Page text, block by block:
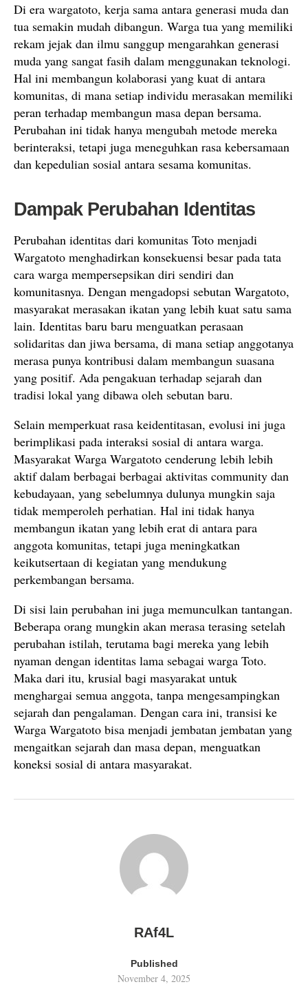
Di era wargatoto, kerja sama antara generasi muda dan
tua semakin mudah dibangun. Warga tua yang memiliki
rekam jejak dan ilmu sanggup mengarahkan generasi
muda yang sangat fasih dalam menggunakan teknologi.
Hal ini membangun kolaborasi yang kuat di antara
komunitas, di mana setiap individu merasakan memiliki
peran terhadap membangun masa depan bersama.
Perubahan ini tidak hanya mengubah metode mereka
berinteraksi, tetapi juga meneguhkan rasa kebersamaan
dan kepedulian sosial antara sesama komunitas.
Dampak Perubahan Identitas
Perubahan identitas dari komunitas Toto menjadi
Wargatoto menghadirkan konsekuensi besar pada tata
cara warga mempersepsikan diri sendiri dan
komunitasnya. Dengan mengadopsi sebutan Wargatoto,
masyarakat merasakan ikatan yang lebih kuat satu sama
lain. Identitas baru baru menguatkan perasaan
solidaritas dan jiwa bersama, di mana setiap anggotanya
merasa punya kontribusi dalam membangun suasana
yang positif. Ada pengakuan terhadap sejarah dan
tradisi lokal yang dibawa oleh sebutan baru.
Selain memperkuat rasa keidentitasan, evolusi ini juga
berimplikasi pada interaksi sosial di antara warga.
Masyarakat Warga Wargatoto cenderung lebih lebih
aktif dalam berbagai berbagai aktivitas community dan
kebudayaan, yang sebelumnya dulunya mungkin saja
tidak memperoleh perhatian. Hal ini tidak hanya
membangun ikatan yang lebih erat di antara para
anggota komunitas, tetapi juga meningkatkan
keikutsertaan di kegiatan yang mendukung
perkembangan bersama.
Di sisi lain perubahan ini juga memunculkan tantangan.
Beberapa orang mungkin akan merasa terasing setelah
perubahan istilah, terutama bagi mereka yang lebih
nyaman dengan identitas lama sebagai warga Toto.
Maka dari itu, krusial bagi masyarakat untuk
menghargai semua anggota, tanpa mengesampingkan
sejarah dan pengalaman. Dengan cara ini, transisi ke
Warga Wargatoto bisa menjadi jembatan jembatan yang
mengaitkan sejarah dan masa depan, menguatkan
koneksi sosial di antara masyarakat.
RAf4L
Published
November 4, 2025